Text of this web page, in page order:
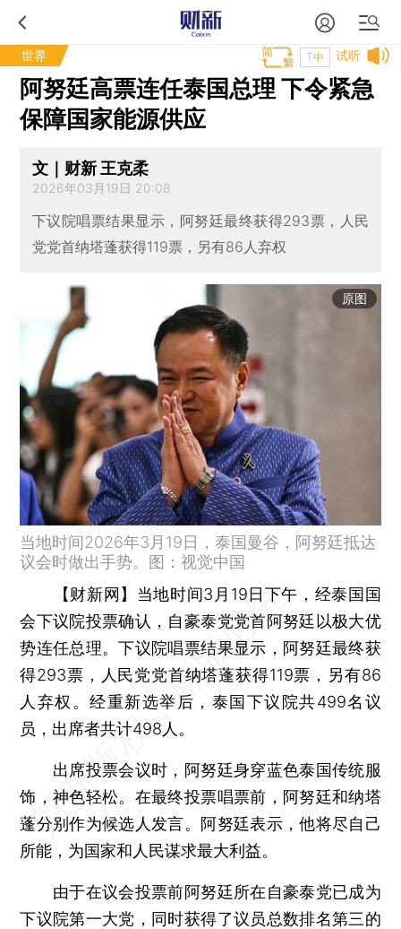
世界 试听
T中
阿努廷高票连任泰国总理 下令紧急
保障国家能源供应
文｜财新 王克柔
2026年03月19日 20:08
下议院唱票结果显示，阿努廷最终获得293票，人民
党党首纳塔蓬获得119票，另有86人弃权
原图
当地时间2026年3月19日，泰国曼谷，阿努廷抵达
议会时做出手势。图：视觉中国
【财新网】 当地时间3月19日下午，经泰国国
会下议院投票确认，自豪泰党党首阿努廷以极大优
势连任总理。下议院唱票结果显示，阿努廷最终获
得293票，人民党党首纳塔蓬获得119票，另有86
人弃权。经重新选举后，泰国下议院共499名议
员，出席者共计498人。
出席投票会议时，阿努廷身穿蓝色泰国传统服
饰，神色轻松。在最终投票唱票前，阿努廷和纳塔
蓬分别作为候选人发言。阿努廷表示，他将尽自己
所能，为国家和人民谋求最大利益。
由于在议会投票前阿努廷所在自豪泰党已成为
下议院第一大党，同时获得了议员总数排名第三的